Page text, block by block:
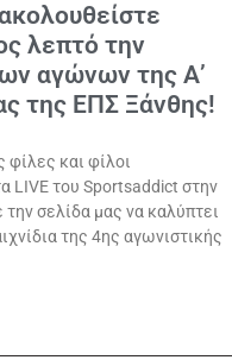
λεπτό την
αγώνων της Α’
της ΕΠΣ Ξάνθης!
και φίλοι
LIVE του Sportsaddict στην
σελίδα μας να καλύπτει
της 4ης αγωνιστικής